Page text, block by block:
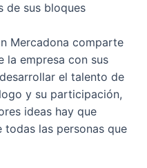
de sus bloques
Mercadona comparte
la empresa con sus
el talento de
y su participación,
ideas hay que
las personas que